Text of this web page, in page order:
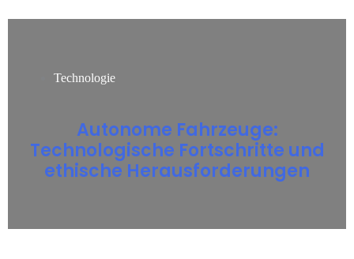
Technologie
Autonome Fahrzeuge:
Technologische Fortschritte und
ethische Herausforderungen